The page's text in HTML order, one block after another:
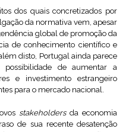
dos quais concretizados por
da normativa vem, apesar
global de promoção da
de conhecimento científico e
disto, Portugal ainda parece
de aumentar a
e investimento estrangeiro
para o mercado nacional.
stakeholdersda economia
de sua recente desatenção